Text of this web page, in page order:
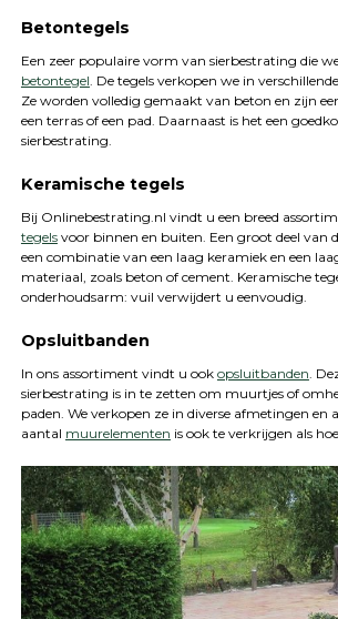
Betontegels
Een zeer populaire vorm van sierbestrating die
betontegel. De tegels verkopen we in
Ze worden volledig gemaakt van beton en zijn
een terras of een pad. Daarnaast is het een
sierbestrating.
Keramische tegels
Bij Onlinebestrating.nl vindt u een breed
tegelsvoor binnen en buiten. Een groot deel van
een combinatie van een laag keramiek en een
materiaal, zoals beton of cement. Keramische
onderhoudsarm: vuil verwijdert u eenvoudig.
Opsluitbanden
In ons assortiment vindt u ook opsluitbanden.
sierbestrating is in te zetten om muurtjes of
paden. We verkopen ze in diverse afmetingen en
aantal muurelementen is ook te verkrijgen als